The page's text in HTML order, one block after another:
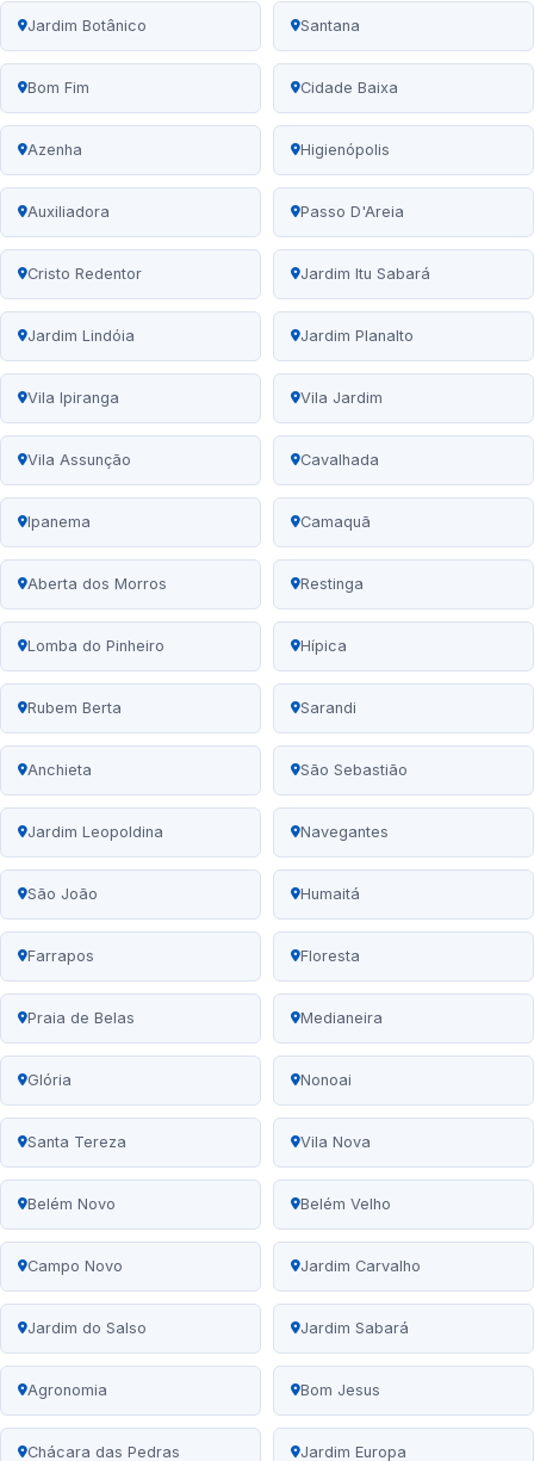
Jardim Botânico Santana
Bom Fim Cidade Baixa
Azenha Higienópolis
Auxiliadora Passo D'Areia
Cristo Redentor Jardim Itu Sabará
Jardim Lindóia Jardim Planalto
Vila Ipiranga Vila Jardim
Vila Assunção Cavalhada
Ipanema Camaquã
Aberta dos Morros Restinga
Lomba do Pinheiro Hípica
Rubem Berta Sarandi
Anchieta São Sebastião
Jardim Leopoldina Navegantes
São João Humaitá
Farrapos Floresta
Praia de Belas Medianeira
Glória Nonoai
Santa Tereza Vila Nova
Belém Novo Belém Velho
Campo Novo Jardim Carvalho
Jardim do Salso Jardim Sabará
Agronomia Bom Jesus
Chácara das Pedras Jardim Europa